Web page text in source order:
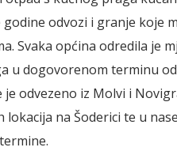
godine odvozi i granje koje
Svaka općina odredila je
u dogovorenom terminu
odvezeno iz Molvi i
na Šoderici te u